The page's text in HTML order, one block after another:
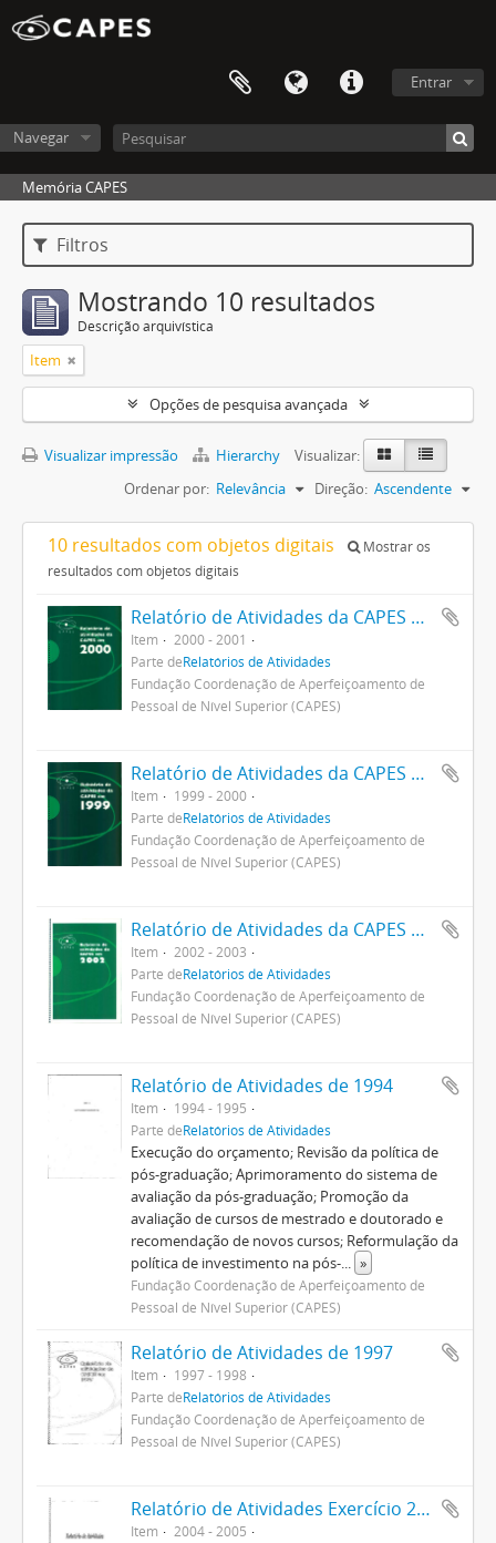
Entrar
Navegar
Memória CAPES
Filtros
Mostrando 10 resultados
Descrição arquivística
Item
Opções de pesquisa avançada
Visualizar impressão Hierarchy
Visualizar:
Ordenar por: Relevância Direção: Ascendente
10 resultados com objetos digitais
Mostrar os
resultados com objetos digitais
Relatório de Atividades da CAPES 2000
Item
2000 - 2001
Parte deRelatórios de Atividades
Fundação Coordenação de Aperfeiçoamento de
Pessoal de Nível Superior (CAPES)
Relatório de Atividades da CAPES 1999
Item
1999 - 2000
Parte deRelatórios de Atividades
Fundação Coordenação de Aperfeiçoamento de
Pessoal de Nível Superior (CAPES)
Relatório de Atividades da CAPES em 2002
Item
2002 - 2003
Parte deRelatórios de Atividades
Fundação Coordenação de Aperfeiçoamento de
Pessoal de Nível Superior (CAPES)
Relatório de Atividades de 1994
Item
1994 - 1995
Parte deRelatórios de Atividades
Execução do orçamento; Revisão da política de
pós-graduação; Aprimoramento do sistema de
avaliação da pós-graduação; Promoção da
avaliação de cursos de mestrado e doutorado e
recomendação de novos cursos; Reformulação da
política de investimento na pós-... »
Fundação Coordenação de Aperfeiçoamento de
Pessoal de Nível Superior (CAPES)
Relatório de Atividades de 1997
Item
1997 - 1998
Parte deRelatórios de Atividades
Fundação Coordenação de Aperfeiçoamento de
Pessoal de Nível Superior (CAPES)
Relatório de Atividades Exercício 2004
Item
2004 - 2005